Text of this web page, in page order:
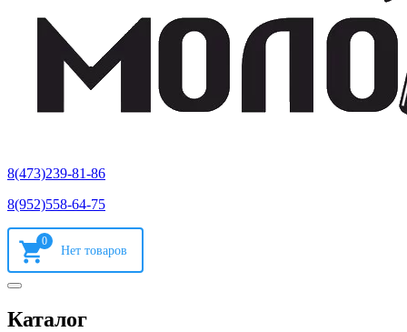
8(473)239-81-86
8(952)558-64-75
0
Каталог